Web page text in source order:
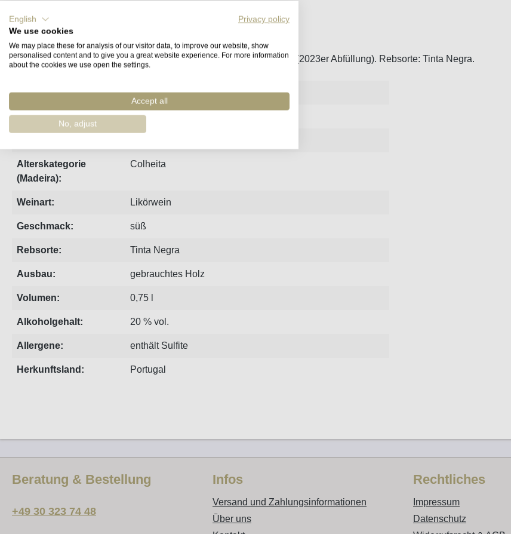
Steckbrief
25 Jahre im Holzfaß gereifter, süßer Madeira von Pereira d'Oliveira (2023er Abfüllung). Rebsorte: Tinta Negra.
Jahrgang: 1998
Region: Madeira
Alterskategorie
(Madeira):
Colheita
Weinart: Likörwein
Geschmack: süß
Rebsorte: Tinta Negra
Ausbau: gebrauchtes Holz
Volumen: 0,75 l
Alkoholgehalt: 20 % vol.
Allergene: enthält Sulfite
Herkunftsland: Portugal
Beratung & Bestellung
+49 30 323 74 48
Infos
Versand und Zahlungsinformationen
Über uns
Rechtliches
Impressum
Datenschutz
English
Privacy policy
We use cookies
We may place these for analysis of our visitor data, to improve our website, show
personalised content and to give you a great website experience. For more information
about the cookies we use open the settings.
Accept all
No, adjust